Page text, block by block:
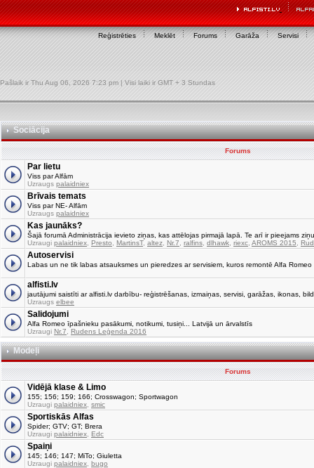
Reģistrēties Meklēt Forums Garāža Servisi
Pašlaik ir Thu Aug 06, 2026 7:23 pm | Visi laiki ir GMT + 3 Stundas
Sociācija
Forums
Par lietu
Viss par Alfām
Uzraugs palaidniex
Brīvais temats
Viss par NE- Alfām
Uzraugs palaidniex
Kas jaunāks?
Šajā forumā Administrācija ievieto ziņas, kas attēlojas pirmajā lapā. Te arī ir pieejams
Uzraugi palaidniex Presto MartinsT, altez Nr.7 ralfins dlhawk riexc AROMS 2015
Autoservisi
Labas un ne tik labas atsauksmes un pieredzes ar servisiem, kuros remontē Alfa Romeo
alfisti.lv
jautājumi saistīti ar alfisti.lv darbību- reģistrēšanas, izmaiņas, servisi, garāžas, ikonas,
Uzraugs elbee
Salidojumi
Alfa Romeo īpašnieku pasākumi, notikumi, tusiņi... Latvijā un ārvalstīs
Uzraugi Nr.7 Rudens Leģenda 2016
Modeļi
Forums
Vidējā klase & Limo
155; 156; 159; 166; Crosswagon; Sportwagon
Uzraugi palaidniex smic
Sportiskās Alfas
Spider; GTV; GT; Brera
Uzraugi palaidniex Edc
Spaiņi
145; 146; 147; MiTo; Giuletta
Uzraugi palaidniex bugo